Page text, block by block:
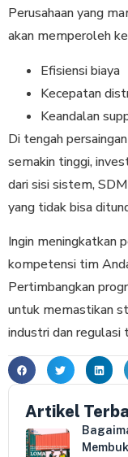
Perusahaan yang
akan memperoleh
Efisiensi biaya
Kecepatan
Keandalan
Di tengah
semakin tinggi,
dari sisi sistem,
yang tidak bisa
Ingin meningkatkan
kompetensi tim
Pertimbangkan
untuk memastikan
industri dan regulasi
Artikel